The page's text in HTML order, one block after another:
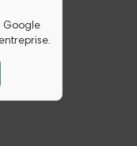
Google